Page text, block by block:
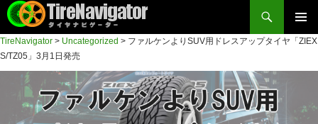
TireNavigator
検
索
メイン
コ
ン
TireNavigator > Uncategorized > ファルケンよりSUV用ドレスアップタイヤ「ZIEX
S/TZ05」3月1日発売